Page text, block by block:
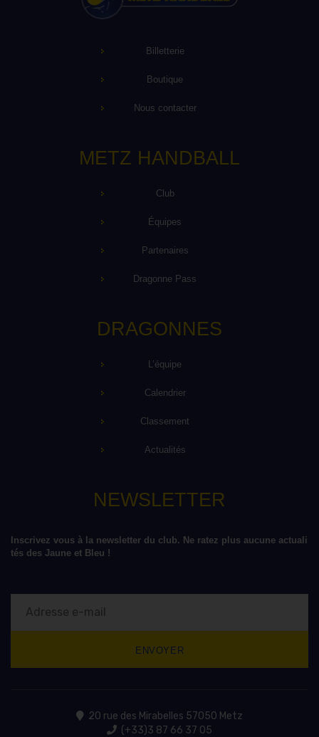
Billetterie
Boutique
Nous contacter
METZ HANDBALL
Club
Équipes
Partenaires
Dragonne Pass
DRAGONNES
L’équipe
Calendrier
Classement
Actualités
NEWSLETTER
Inscrivez vous à la newsletter du club. Ne ratez plus aucune actuali
tés des Jaune et Bleu !
20 rue des Mirabelles 57050 Metz
(+33)3 87 66 37 05